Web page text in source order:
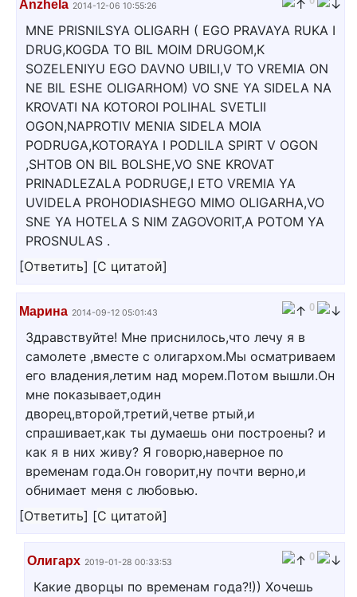
Anzhela 2014-12-06 10:55:26
MNE PRISNILSYA OLIGARH ( EGO PRAVAYA RUKA I
DRUG,KOGDA TO BIL MOIM DRUGOM,K
SOZELENIYU EGO DAVNO UBILI,V TO VREMIA ON
NE BIL ESHE OLIGARHOM) VO SNE YA SIDELA NA
KROVATI NA KOTOROI POLIHAL SVETLII
OGON,NAPROTIV MENIA SIDELA MOIA
PODRUGA,KOTORAYA I PODLILA SPIRT V OGON
,SHTOB ON BIL BOLSHE,VO SNE KROVAT
PRINADLEZALA PODRUGE,I ETO VREMIA YA
UVIDELA PROHODIASHEGO MIMO OLIGARHA,VO
SNE YA HOTELA S NIM ZAGOVORIT,A POTOM YA
PROSNULAS .
[Ответить] [С цитатой]
Марина 2014-09-12 05:01:43 0
Здравствуйте! Мне приснилось,что лечу я в
самолете ,вместе с олигархом.Мы осматриваем
его владения,летим над морем.Потом вышли.Он
мне показывает,один
дворец,второй,третий,четве ртый,и
спрашивает,как ты думаешь они построены? и
как я в них живу? Я говорю,наверное по
временам года.Он говорит,ну почти верно,и
обнимает меня с любовью.
[Ответить] [С цитатой]
Олигарх 2019-01-28 00:33:53 0
Какие дворцы по временам года?!)) Хочешь